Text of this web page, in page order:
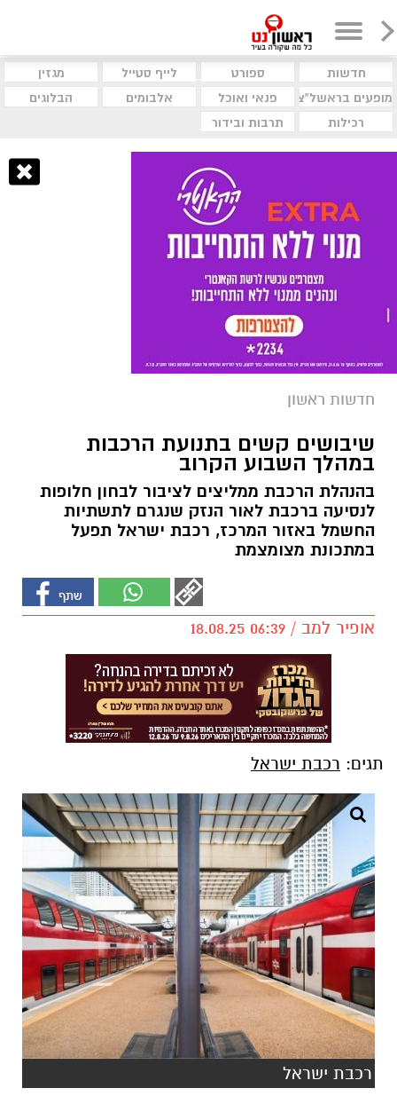
חדשות ספורט לייף סטייל
מגזין
מופעים בראשל"צ
פנאי ואוכל אלבומים
הבלוגים
רכילות
תרבות ובידור
חדשות ראשון
שיבושים קשים בתנועת הרכבות
במהלך השבוע הקרוב
בהנהלת הרכבת ממליצים לציבור לבחון חלופות
לנסיעה ברכבת לאור הנזק שנגרם לתשתיות
החשמל באזור המרכז, רכבת ישראל תפעל
במתכונת מצומצמת
אופיר למב / 06:39 18.08.25
תגים: רכבת ישראל
רכבת ישראל